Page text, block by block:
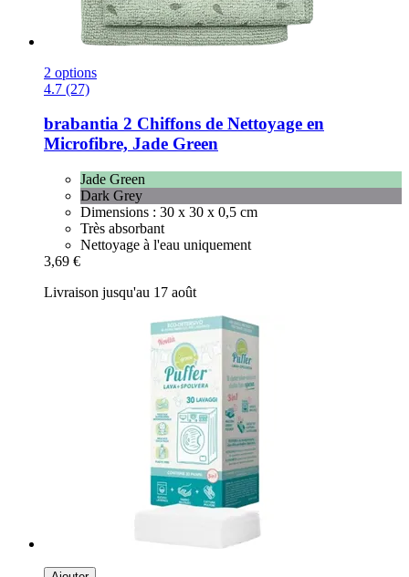
2 options
4.7 (27)
brabantia 2 Chiffons de Nettoyage en
Microfibre, Jade Green
Jade Green
Dark Grey
Dimensions : 30 x 30 x 0,5 cm
Très absorbant
Nettoyage à l'eau uniquement
3,69 €
Livraison jusqu'au 17 août